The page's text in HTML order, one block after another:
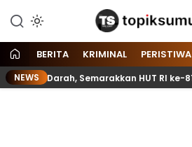
Topik Sumut
Memberitakan Seputar
dan Nasional
BERITA KRIMINAL PERISTIWA
NEWSSemarakkan HUT RI ke-81